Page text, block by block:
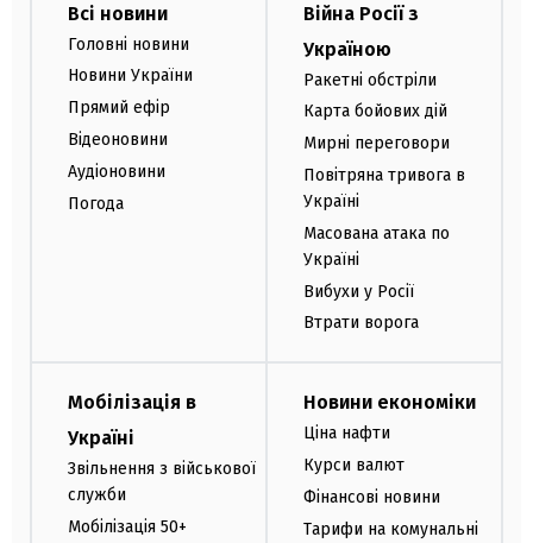
Всі новини
Головні новини
Новини України
Прямий ефір
Відеоновини
Аудіоновини
Погода
Війна Росії з
Україною
Ракетні обстріли
Карта бойових дій
Мирні переговори
Повітряна тривога в
Україні
Масована атака по
Україні
Вибухи у Росії
Втрати ворога
Мобілізація в
Україні
Звільнення з військової
служби
Мобілізація 50+
Новини економіки
Ціна нафти
Курси валют
Фінансові новини
Тарифи на комунальні